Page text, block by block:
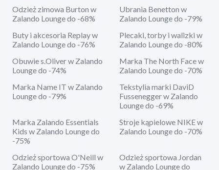
Odzież zimowa Burton w
Zalando Lounge do -68%
Ubrania Benetton w
Zalando Lounge do -79%
Buty i akcesoria Replay w
Zalando Lounge do -76%
Plecaki, torby i walizki w
Zalando Lounge do -80%
Obuwie s.Oliver w Zalando
Lounge do -74%
Marka The North Face w
Zalando Lounge do -70%
Marka Name IT w Zalando
Lounge do -79%
Tekstylia marki DaviD
Fussenegger w Zalando
Lounge do -69%
Marka Zalando Essentials
Kids w Zalando Lounge do
-75%
Stroje kąpielowe NIKE w
Zalando Lounge do -70%
Odzież sportowa O'Neill w
Zalando Lounge do -75%
Odzież sportowa Jordan
w Zalando Lounge do